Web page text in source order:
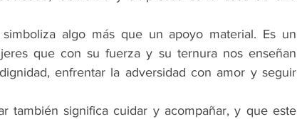
algo más que un apoyo material. Es un
que con su fuerza y su ternura nos enseñan
enfrentar la adversidad con amor y seguir
también significa cuidar y acompañar, y que este